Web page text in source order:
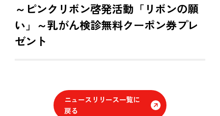
～ピンクリボン啓発活動「リボンの願
い」～乳がん検診無料クーポン券プレ
ゼント
ニュースリリース一覧に
戻る